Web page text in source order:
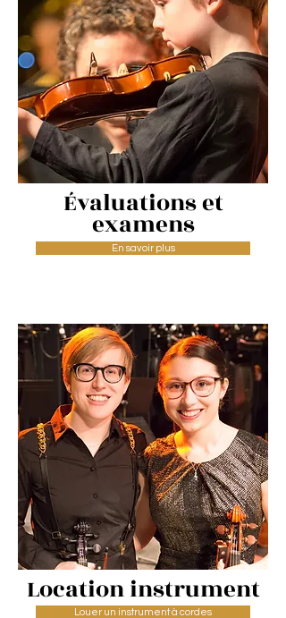
Évaluations et
examens
En savoir plus
Location instrument
Louer un instrument à cordes